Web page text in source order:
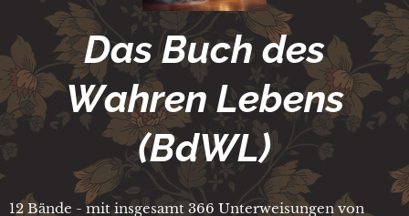
Das Buch des
Wahren Lebens
(BdWL)
12 Bände - mit insgesamt 366 Unterweisungen von